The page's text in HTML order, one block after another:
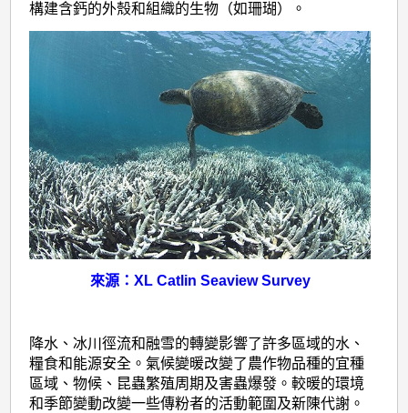
構建含鈣的外殼和組織的生物（如珊瑚）。
來源：XL Catlin Seaview Survey
降水、冰川徑流和融雪的轉變影響了許多區域的水、
糧食和能源安全。氣候變暖改變了農作物品種的宜種
區域、物候、昆蟲繁殖周期及害蟲爆發。較暖的環境
和季節變動改變一些傳粉者的活動範圍及新陳代謝。